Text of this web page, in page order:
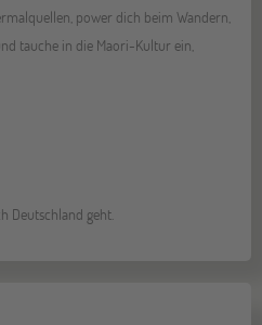
power dich beim Wandern,
tauche in die Maori-Kultur ein,
Deutschland geht.